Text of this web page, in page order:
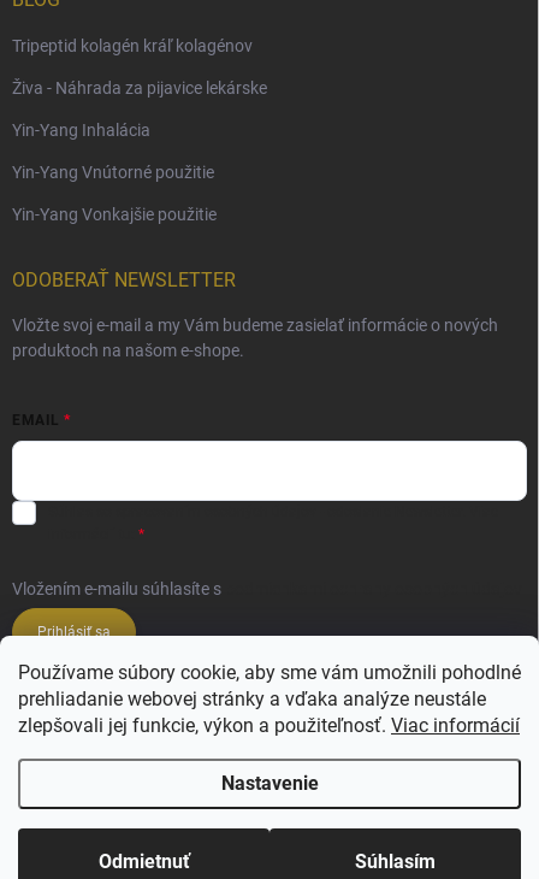
Používame súbory cookie, aby sme vám umožnili pohodlné
prehliadanie webovej stránky a vďaka analýze neustále
zlepšovali jej funkcie, výkon a použiteľnosť. Viac informácií
Nastavenie
Odmietnuť Súhlasím
Tripeptid kolagén kráľ kolagénov
Živa - Náhrada za pijavice lekárske
Yin-Yang Inhalácia
Yin-Yang Vnútorné použitie
Yin-Yang Vonkajšie použitie
ODOBERAŤ NEWSLETTER
Vložte svoj e-mail a my Vám budeme zasielať informácie o nových
produktoch na našom e-shope.
EMAIL
Vložením e-mailu súhlasíte s
Prihlásiť sa
Veľkoobchod ESSENZE LAVANDERIE
Veľkoobchod SALIMBENI PROFUMI ROMA
Copyright 2026 Ajsi.sk . Všetky práva vyhradené. Upraviť nastavenie cookies